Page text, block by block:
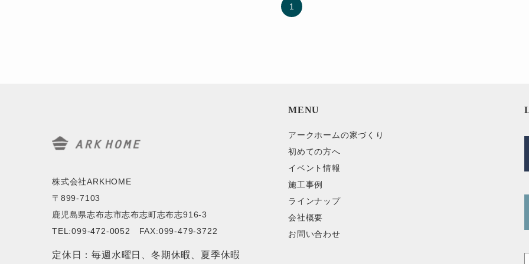
1
株式会社ARKHOME
〒899-7103
鹿児島県志布志市志布志町志布志916-3
TEL:099-472-0052 FAX:099-479-3722
定休日：毎週水曜日、冬期休暇、夏季休暇
MENU
アークホームの家づくり
初めての方へ
イベント情報
施工事例
ラインナップ
会社概要
お問い合わせ